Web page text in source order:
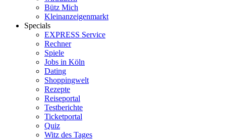
Bütz Mich
Kleinanzeigenmarkt
Specials
EXPRESS Service
Rechner
Spiele
Jobs in Köln
Dating
Shoppingwelt
Rezepte
Reiseportal
Testberichte
Ticketportal
Quiz
Witz des Tages